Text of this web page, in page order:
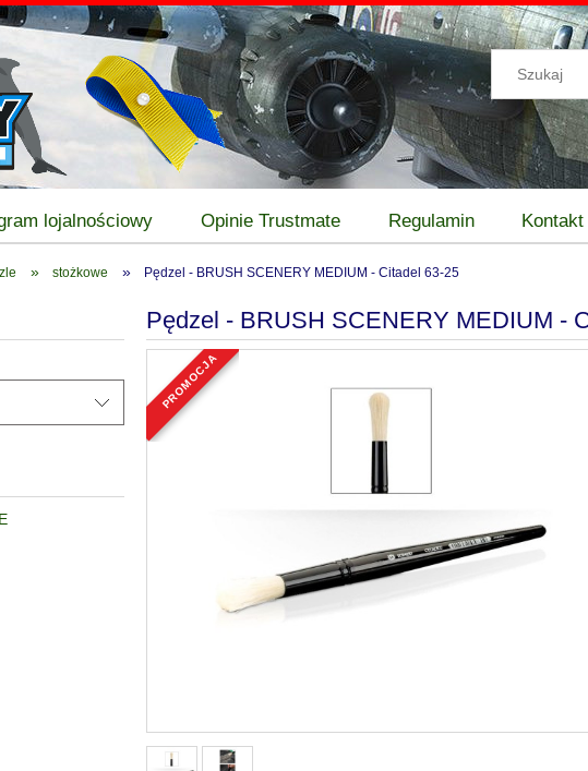
lojalnościowy Opinie Trustmate Regulamin Kontakt
» stożkowe » Pędzel - BRUSH SCENERY MEDIUM - Citadel 63-25
Pędzel - BRUSH SCENERY MEDIUM -
promocja